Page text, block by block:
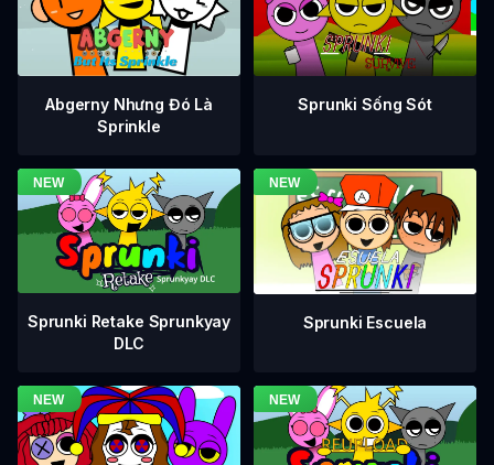
Abgerny Nhưng Đó Là
Sprinkle
Sprunki Sống Sót
Sprunki Retake Sprunkyay
DLC
Sprunki Escuela